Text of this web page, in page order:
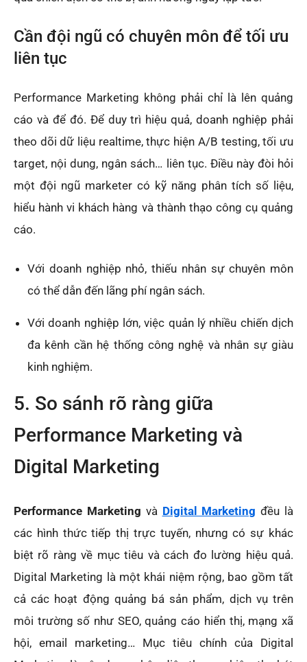
Cần đội ngũ có chuyên môn để tối ưu
liên tục
Performance Marketing không phải chỉ là lên quảng
cáo và để đó. Để duy trì hiệu quả, doanh nghiệp phải
theo dõi dữ liệu realtime, thực hiện A/B testing, tối ưu
target, nội dung, ngân sách… liên tục. Điều này đòi hỏi
một đội ngũ marketer có kỹ năng phân tích số liệu,
hiểu hành vi khách hàng và thành thạo công cụ quảng
cáo.
Với doanh nghiệp nhỏ, thiếu nhân sự chuyên môn
có thể dẫn đến lãng phí ngân sách.
Với doanh nghiệp lớn, việc quản lý nhiều chiến dịch
đa kênh cần hệ thống công nghệ và nhân sự giàu
kinh nghiệm.
5. So sánh rõ ràng giữa
Performance Marketing và
Digital Marketing
Performance Marketing và Digital Marketing đều là
các hình thức tiếp thị trực tuyến, nhưng có sự khác
biệt rõ ràng về mục tiêu và cách đo lường hiệu quả.
Digital Marketing là một khái niệm rộng, bao gồm tất
cả các hoạt động quảng bá sản phẩm, dịch vụ trên
môi trường số như SEO, quảng cáo hiển thị, mạng xã
hội, email marketing… Mục tiêu chính của Digital